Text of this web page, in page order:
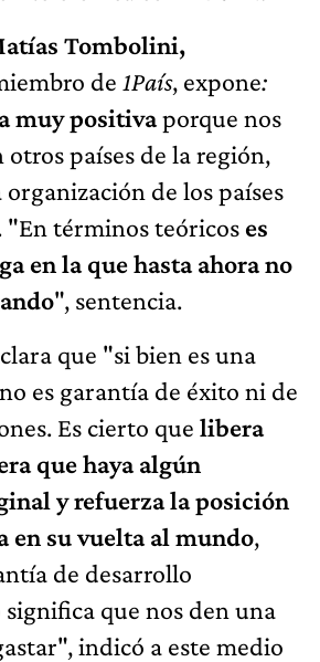
Tombolini,
de 1País, expone:
muy positivaporque nos
países de la región,
organización de los países
"En términos teóricos es
en la que hasta ahora no
", sentencia.
que "si bien es una
es garantía de éxito ni de
Es cierto que libera
que haya algún
y refuerza la posición
en su vuelta al mundo,
de desarrollo
que nos den una
indicó a este medio